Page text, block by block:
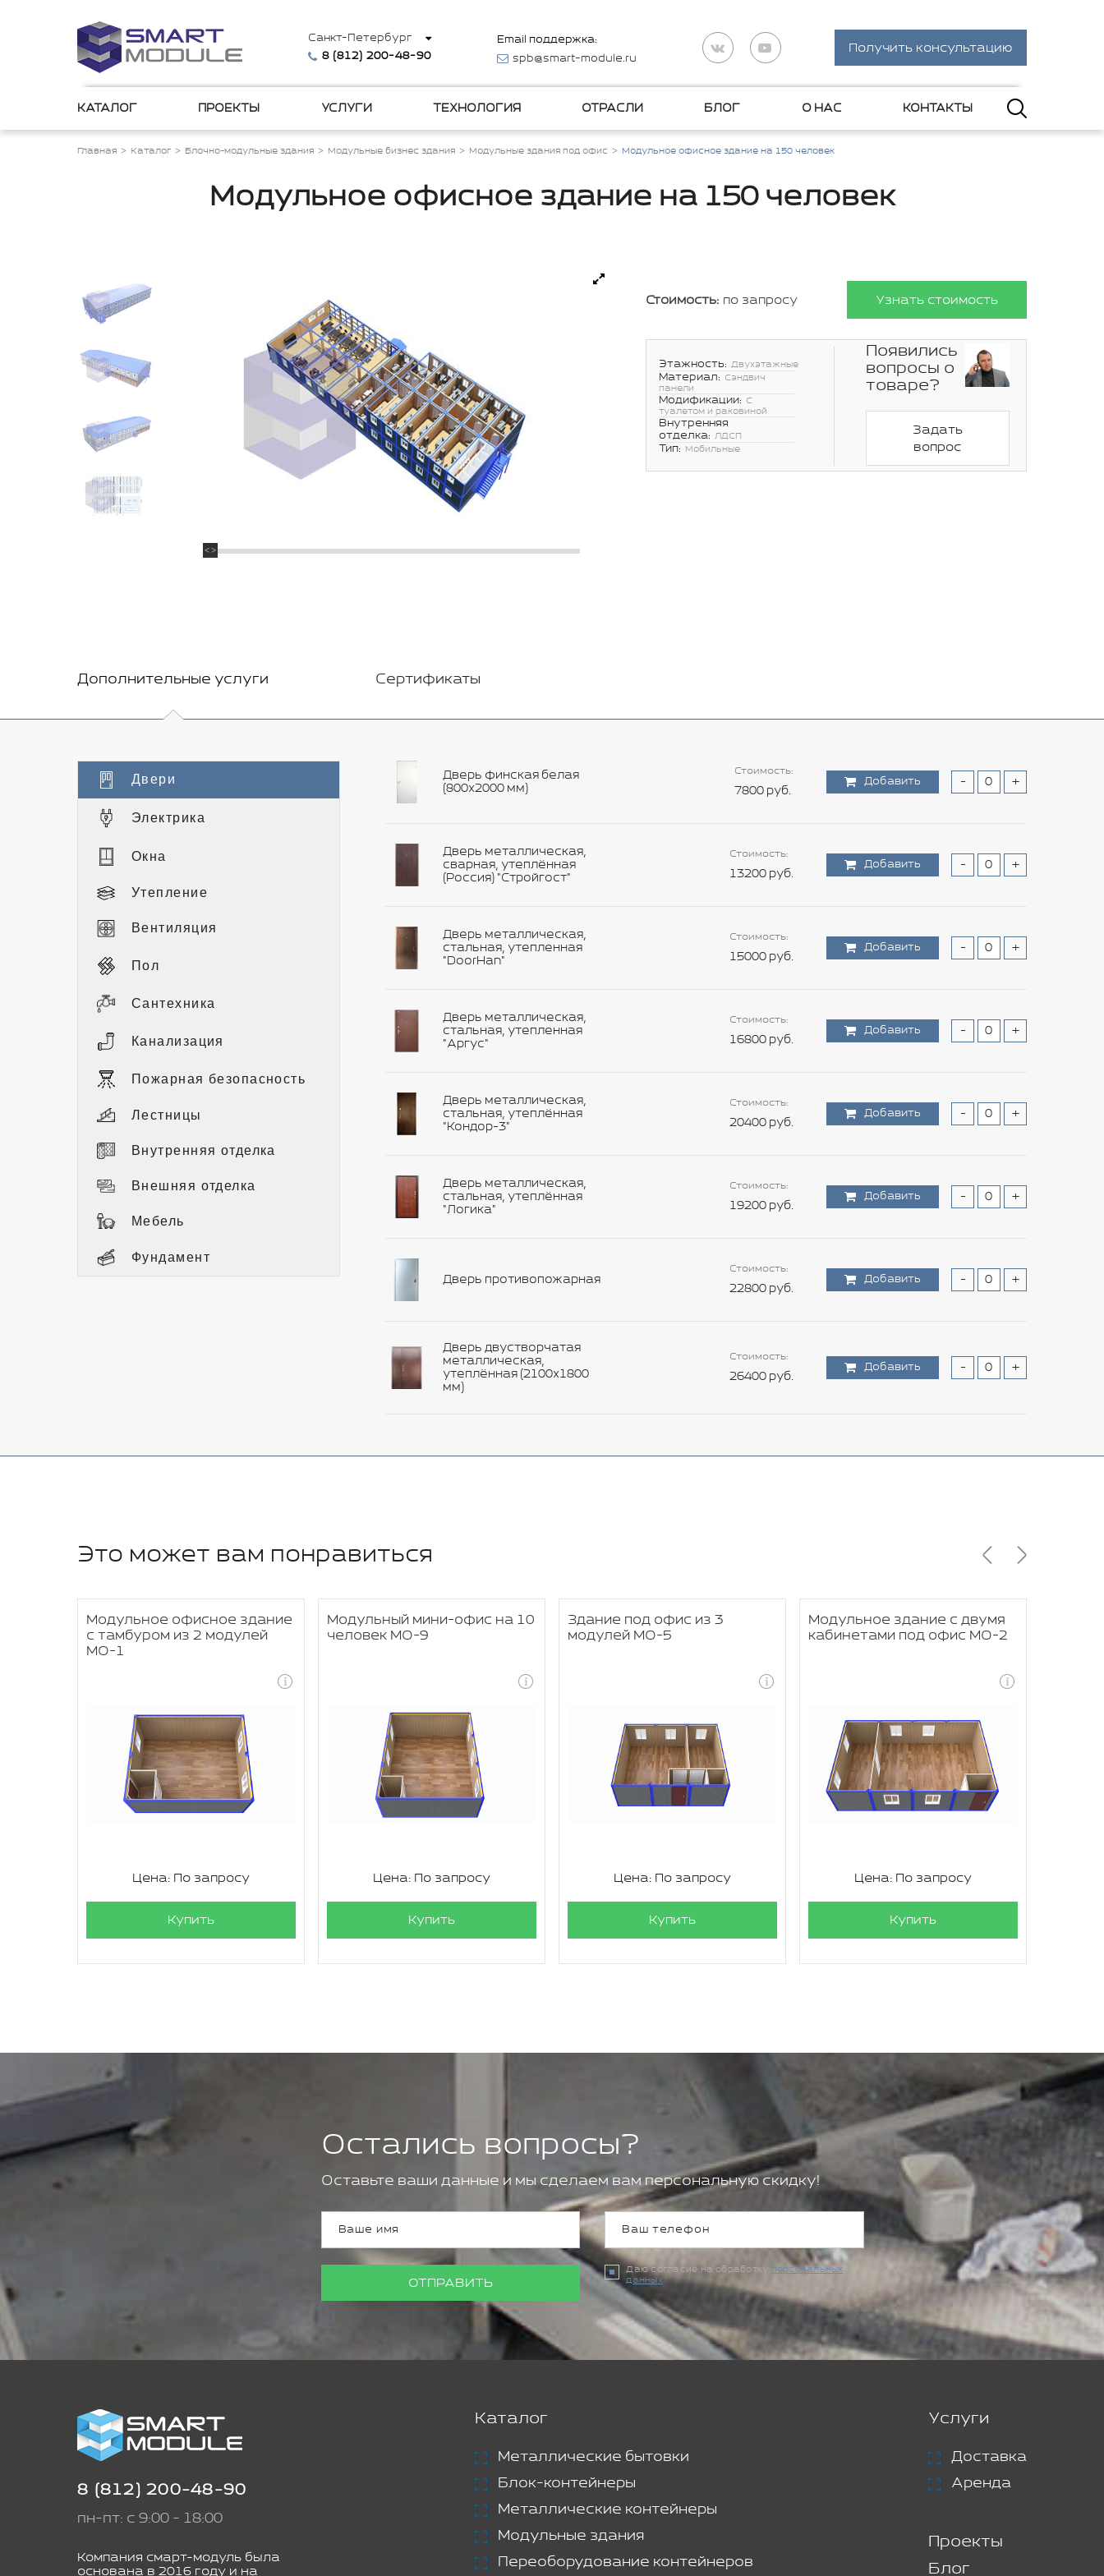
Санкт-Петербург
8 (812) 200-48-90
Email поддержка:
spb@smart-module.ru
Получить консультацию
КАТАЛОГ ПРОЕКТЫ УСЛУГИ ТЕХНОЛОГИЯ ОТРАСЛИ БЛОГ О НАС КОНТАКТЫ
Главная Каталог Блочно-модульные здания Модульные бизнес здания Модульные здания под офис Модульное офисное здание на 150 человек
Модульное офисное здание на 150 человек
Стоимость: по запросу Узнать стоимость
Этажность: Двухэтажные
Материал: Сэндвич
панели
Модификации: С
туалетом и раковиной
Внутренняя
отделка: ЛДСП
Тип: Мобильные
Появились
вопросы о
товаре?
Задать
вопрос
Дополнительные услуги Сертификаты
Двери
Электрика
Окна
Утепление
Вентиляция
Пол
Сантехника
Канализация
Пожарная безопасность
Лестницы
Внутренняя отделка
Внешняя отделка
Мебель
Фундамент
Дверь финская белая
(800х2000 мм)
Стоимость:
7800 руб.
Добавить - +
Дверь металлическая,
сварная, утеплённая
(Россия) "Стройгост"
Стоимость:
13200 руб.
Добавить - +
Дверь металлическая,
стальная, утепленная
"DoorHan"
Стоимость:
15000 руб.
Добавить - +
Дверь металлическая,
стальная, утепленная
"Аргус"
Стоимость:
16800 руб.
Добавить - +
Дверь металлическая,
стальная, утеплённая
"Кондор-3"
Стоимость:
20400 руб.
Добавить - +
Дверь металлическая,
стальная, утеплённая
"Логика"
Стоимость:
19200 руб.
Добавить - +
Дверь противопожарная
Стоимость:
22800 руб.
Добавить - +
Дверь двустворчатая
металлическая,
утеплённая (2100х1800
мм)
Стоимость:
26400 руб.
Добавить - +
Это может вам понравиться
Модульное офисное здание
с тамбуром из 2 модулей
МО-1
Цена: По запросу
Купить
Модульный мини-офис на 10
человек МО-9
Цена: По запросу
Купить
Здание под офис из 3
модулей МО-5
Цена: По запросу
Купить
Модульное здание с двумя
кабинетами под офис МО-2
Цена: По запросу
Купить
Остались вопросы?
Оставьте ваши данные и мы сделаем вам персональную скидку!
ОТПРАВИТЬ
Даю согласие на обработку персональных
данных
8 (812) 200-48-90
пн-пт: с 9:00 - 18:00
Компания смарт-модуль была
основана в 2016 году и на
Каталог
Металлические бытовки
Блок-контейнеры
Металлические контейнеры
Модульные здания
Переоборудование контейнеров
Услуги
Доставка
Аренда
Проекты
Блог